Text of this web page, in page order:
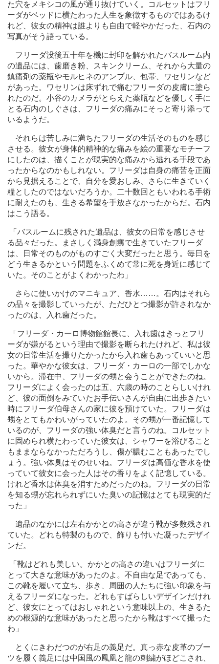
た穴をメキシコの風が通り抜けていく。コルセットはフリ
ーダがベッドに横たわった人生を象徴するものではあるけ
れど、彼女の精神は誰よりも自由で軽やかだった、石内の
写真がそう語っている。
フリーダ没後五十年を機に封印を解かれたバスルーム内
の遺品には、歯磨き粉、スキンクリーム、それから大量の
鎮痛剤の薬瓶やモルヒネのアンプル、包帯、ワセリンなど
があった。ワセリンは床ずれで痛むフリーダの皮膚に塗ら
れたのだ。小谷のカメラがとらえた薬瓶などを優しく手に
とる石内のしぐさは、フリーダの痛みにそっと寄り添って
いるようだ。
それらは苦しみに満ちたフリーダの生活そのものを感じ
させる。彼女が身体的精神的な痛みを絵の重要なモチーフ
にしたのは、描くことが現実的な痛みから逃れる手段であ
ったからなのかもしれない。フリーダは自身の痛苦を正面
から見据えることで、自分を愛おしみ、さらに生きていく
糧としたのではないだろうか。二十数回ともいわれる手術
に耐えたのも、生きる希望を手放さなかったからだ。石内
はこう語る。
「バスルームに残された遺品は、彼女の日常を感じさせ
る品々だった。まさしく満身創痍で生きていたフリーダ
は、日常そのものがものすごく大変だったと思う。毎日を
どう生きるかという問題をふくめて常に死を身近に感じて
いた。そのことがよくわかったわ」
さらに使いかけのマニキュア、香水… …。石内はそれら
の品々を撮影していったが、ただひとつ撮影が許されなか
ったのは、入れ歯だった。
「フリーダ・カーロ博物館館長に、入れ歯はきっとフリ
ーダが嫌がるという理由で撮影を断られたけれど、私は彼
女の日常生活を撮りたかったから入れ歯もあっていいと思
った。華やかな彼女は、フリーダ・カーロの一部でしかな
いから。滞在中、フリーダの甥と会うことができたのね。
フリーダによく会ったのは五、六歳の時のことらしいけれ
ど、彼の面倒をみていたお手伝いさんが自由に出歩きたい
時にフリーダ伯母さんの家に彼を預けていた。フリーダは
甥をとてもかわいがっていたのよ。その甥が一番記憶して
いるのが、フリーダの強い体臭だと言うのね。コルセット
に固められ横たわっていた彼女は、シャワーを浴びること
もままならなかっただろうし、傷が膿むこともあったでし
ょう。強い体臭はそのせいね。フリーダは高価な香水を使
っていて彼女に会った人はその香りをよく記憶している。
けれど香水は体臭を消すためだったのね。フリーダの日常
を知る甥が忘れられずにいた臭いの記憶はとても現実的だ
った」
遺品のなかには左右かかとの高さが違う靴が多数残され
ていた。どれも特製のもので、飾りも付いた凝ったデザイ
ンだ。
「靴はどれも美しい。かかとの高さの違いはフリーダに
とって大きな意味があったのよ。不自由な足であっても、
この靴を履いて立ち、歩き、周囲の人たちに強い印象を与
えるフリーダになった。どれもすばらしいデザインだけれ
ど、彼女にとってはおしゃれという意味以上の、生きるた
めの根源的な意味があったと思ったから靴はすべて撮った
わ」
とくにきわだつのが右足の義足だ。真っ赤な皮革のブー
ツを履く義足には中国風の鳳凰と龍の刺繍がほどこされ、